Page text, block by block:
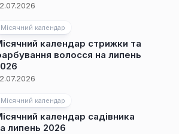
Місячний календар
календар стрижки та
волосся на липень
Місячний календар
календар садівника
липень 2026